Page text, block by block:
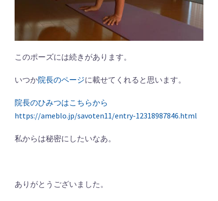
このポーズには続きがあります。
いつか院長のページに載せてくれると思います。
院長のひみつはこちらから
https://ameblo.jp/savoten11/entry-12318987846.html
私からは秘密にしたいなあ。
ありがとうございました。